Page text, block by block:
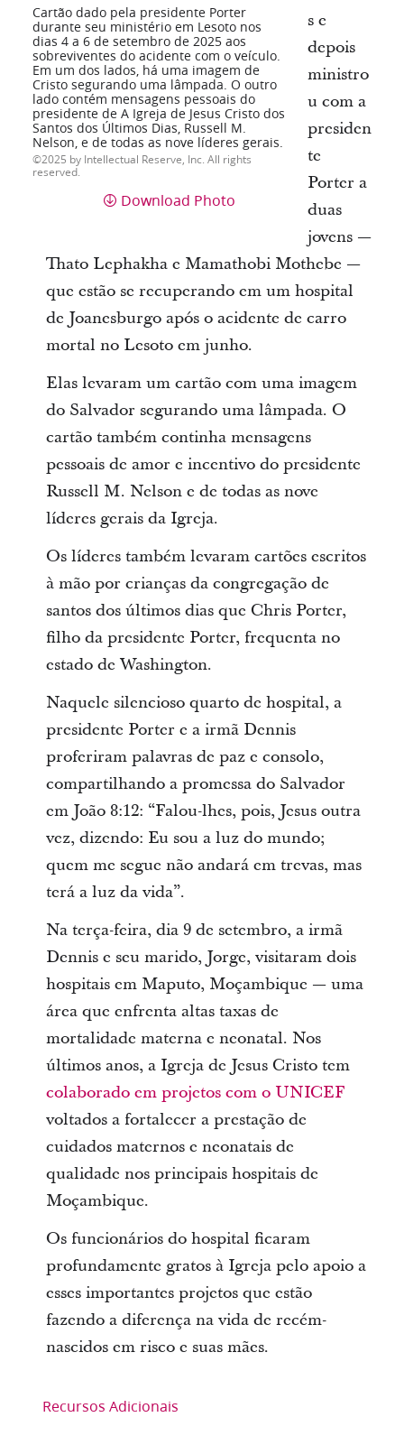
Cartão dado pela presidente Porter
durante seu ministério em Lesoto nos
dias 4 a 6 de setembro de 2025 aos
sobreviventes do acidente com o veículo.
Em um dos lados, há uma imagem de
Cristo segurando uma lâmpada. O outro
lado contém mensagens pessoais do
presidente de A Igreja de Jesus Cristo dos
Santos dos Últimos Dias, Russell M.
Nelson, e de todas as nove líderes gerais.
2025 by Intellectual Reserve, Inc. All rights
reserved.
Download Photo
s e
depois
ministro
u com a
presiden
te
Porter a
duas
jovens —
Thato Lephakha e Mamathobi Mothebe —
que estão se recuperando em um hospital
de Joanesburgo após o acidente de carro
mortal no Lesoto em junho.
Elas levaram um cartão com uma imagem
do Salvador segurando uma lâmpada. O
cartão também continha mensagens
pessoais de amor e incentivo do presidente
Russell M. Nelson e de todas as nove
líderes gerais da Igreja.
Os líderes também levaram cartões escritos
à mão por crianças da congregação de
santos dos últimos dias que Chris Porter,
filho da presidente Porter, frequenta no
estado de Washington.
Naquele silencioso quarto de hospital, a
presidente Porter e a irmã Dennis
proferiram palavras de paz e consolo,
compartilhando a promessa do Salvador
em João 8:12: “Falou-lhes, pois, Jesus outra
vez, dizendo: Eu sou a luz do mundo;
quem me segue não andará em trevas, mas
terá a luz da vida”.
Na terça-feira, dia 9 de setembro, a irmã
Dennis e seu marido, Jorge, visitaram dois
hospitais em Maputo, Moçambique — uma
área que enfrenta altas taxas de
mortalidade materna e neonatal. Nos
últimos anos, a Igreja de Jesus Cristo tem
colaborado em projetos com o UNICEF
voltados a fortalecer a prestação de
cuidados maternos e neonatais de
qualidade nos principais hospitais de
Moçambique.
Os funcionários do hospital ficaram
profundamente gratos à Igreja pelo apoio a
esses importantes projetos que estão
fazendo a diferença na vida de recém-
nascidos em risco e suas mães.
Recursos Adicionais